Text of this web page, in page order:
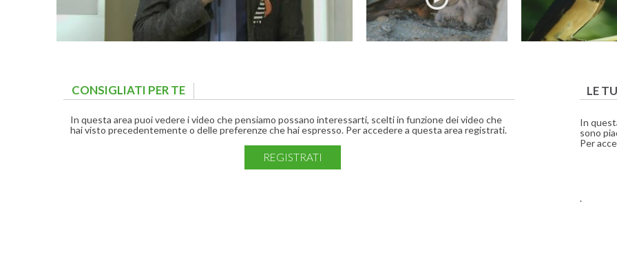
CONSIGLIATI PER TE
In questa area puoi vedere i video che pensiamo possano interessarti, scelti in funzione dei video che
hai visto precedentemente o delle preferenze che hai espresso. Per accedere a questa area registrati.
REGISTRATI
LE
In
sono
Per
.